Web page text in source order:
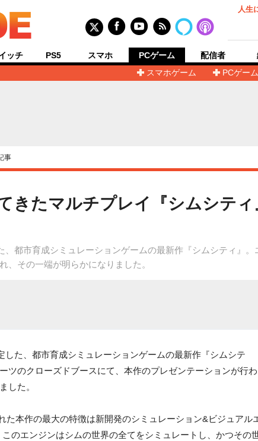
人生
ッチ PS5 スマホ
PCゲーム
スマホゲーム
PCゲーム
配信者
事
きたマルチプレイ『シムシテ
、都市育成シミュレーションゲームの最新作『シムシティ』
、その一端が明らかになりました。
した、都市育成シミュレーションゲームの最新作『シムシテ
ツのクローズドブースにて、本作のプレゼンテーションが行わ
した。
た本作の最大の特徴は新開発のシミュレーション&ビジュアル
のエンジンはシムの世界の全てをシミュレートし、かつその